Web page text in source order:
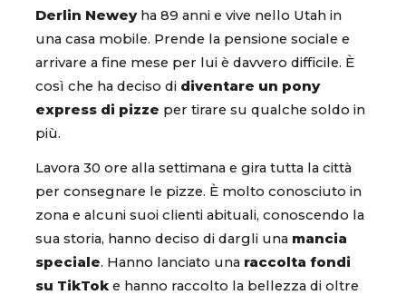
Derlin Neweyha 89 anni e vive nello Utah in
una casa mobile. Prende la pensione sociale e
arrivare a fine mese per lui è davvero difficile. È
così che ha deciso di diventare un pony
express di pizze per tirare su qualche soldo in
più.
Lavora 30 ore alla settimana e gira tutta la città
per consegnare le pizze. È molto conosciuto in
zona e alcuni suoi clienti abituali, conoscendo la
sua storia, hanno deciso di dargli una mancia
speciale. Hanno lanciato una raccolta fondi
su TikTok e hanno raccolto la bellezza di oltre